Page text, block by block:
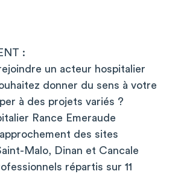
:
un acteur hospitalier
donner du sens à votre
à des projets variés ?
Rance Emeraude
des sites
Malo, Dinan et Cancale
répartis sur 11